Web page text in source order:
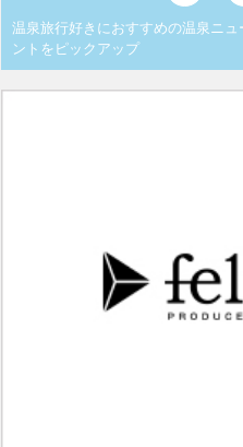
温泉旅行好きにおすすめの温泉ニ
ントをピックアップ